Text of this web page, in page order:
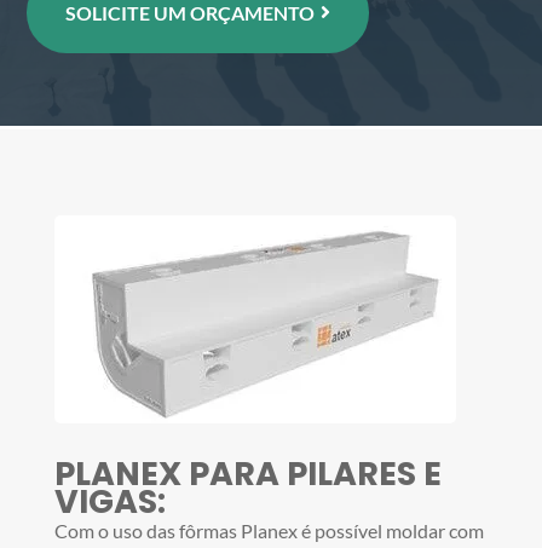
SOLICITE UM ORÇAMENTO
PLANEX PARA PILARES E
VIGAS:
Com o uso das fôrmas Planex é possível moldar com